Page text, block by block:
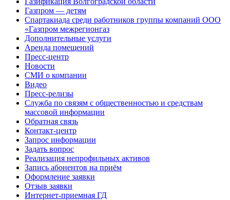
Газпром — детям
Спартакиада среди работников группы компаний ООО
«Газпром межрегионгаз
Дополнительные услуги
Аренда помещений
Пресс-центр
Новости
СМИ о компании
Видео
Пресс-релизы
Служба по связям с общественностью и средствам
массовой информации
Обратная связь
Контакт-центр
Запрос информации
Задать вопрос
Реализация непрофильных активов
Запись абонентов на приём
Оформление заявки
Отзыв заявки
Интернет-приемная ГД